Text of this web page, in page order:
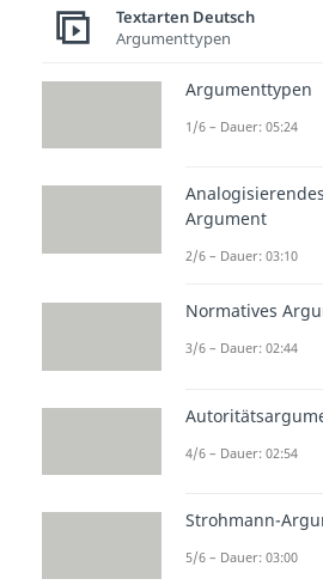
„Was ist
und
„Glaubst
Denn ich
„Ich
eine wahre
wahre
innen
„Küss
doch noch,
„Ich bin
aber in
trotzdem.“
„Hast du
Textarten Deutsch
Argumenttypen
Argumenttypen
1/6 – Dauer: 05:24
Analogisierendes
Argument
2/6 – Dauer: 03:10
Normatives
3/6 – Dauer: 02:44
4/6 – Dauer: 02:54
Strohmann-
5/6 – Dauer: 03:00